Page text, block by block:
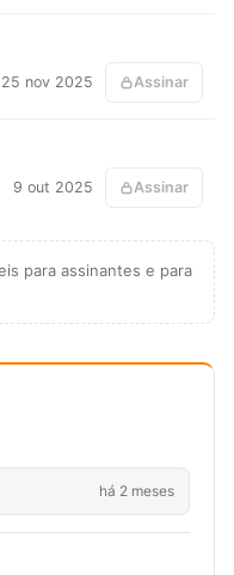
25 nov 2025 Assinar
9 out 2025 Assinar
para assinantes e para
há 2 meses